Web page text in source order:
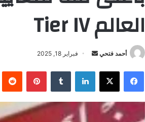
العالم Tier IV
أحمد فتحي
أرسل
إلكترونيا
فبراير 18, 2025
فيسبوك ‫X لينكدإن بينتيريست